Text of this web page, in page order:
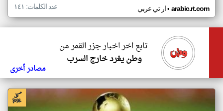
ار تي عربي• arabic.rt.com عدد الكلمات: ١٤١
تابع اخر اخبار جزر القمر من
وطن يغرد خارج السرب
مصادر أخرى